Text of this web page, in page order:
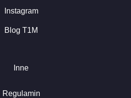
Instagram
Blog T1M
Inne
Regulamin